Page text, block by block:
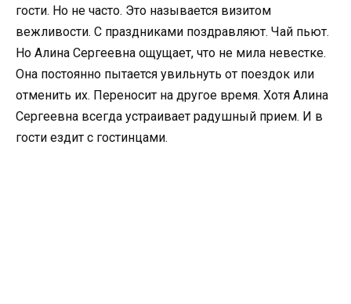
гости. Но не часто. Это называется визитом
вежливости. С праздниками поздравляют. Чай пьют.
Но Алина Сергеевна ощущает, что не мила невестке.
Она постоянно пытается увильнуть от поездок или
отменить их. Переносит на другое время. Хотя Алина
Сергеевна всегда устраивает радушный прием. И в
гости ездит с гостинцами.